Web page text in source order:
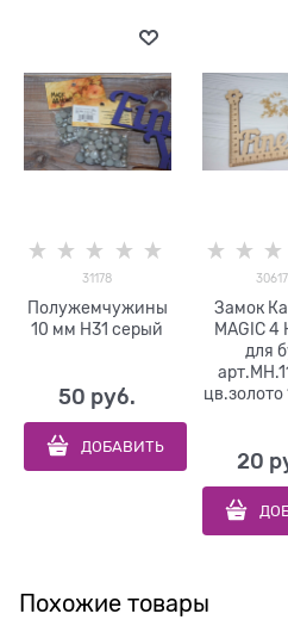
31178
Полужемчужины
10 мм Н31 серый
50 руб.
ДОБАВИТЬ
Замок
MAGIC 4
для
20
Похожие товары